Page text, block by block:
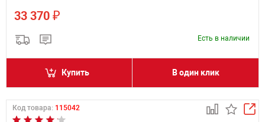
33 370 ₽
Есть в наличии
Купить В один клик
Код товара: 115042